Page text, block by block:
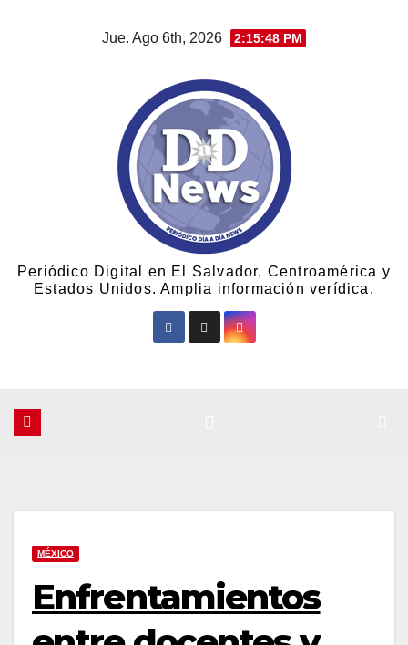
Jue. Ago 6th, 2026 2:15:49 PM
Periódico Digital en El Salvador, Centroamérica y
Estados Unidos. Amplia información verídica.
MÉXICO
Enfrentamientos